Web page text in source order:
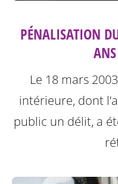
PÉNALISATION
Le 18 mars
intérieure, dont
public un délit, a